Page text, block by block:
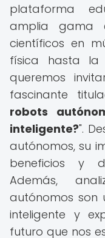
plataforma
amplia gama
científicos en
física hasta
queremos
fascinante
robots
inteligente?".
autónomos, su
beneficios y
Además,
autónomos son
inteligente y
futuro que nos